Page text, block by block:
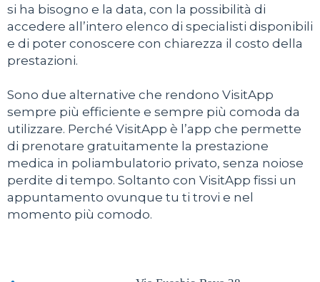
si ha bisogno e la data, con la possibilità di
accedere all’intero elenco di specialisti disponibili
e di poter conoscere con chiarezza il costo della
prestazioni.
Sono due alternative che rendono VisitApp
sempre più efficiente e sempre più comoda da
utilizzare. Perché VisitApp è l’app che permette
di prenotare gratuitamente la prestazione
medica in poliambulatorio privato, senza noiose
perdite di tempo. Soltanto con VisitApp fissi un
appuntamento ovunque tu ti trovi e nel
momento più comodo.